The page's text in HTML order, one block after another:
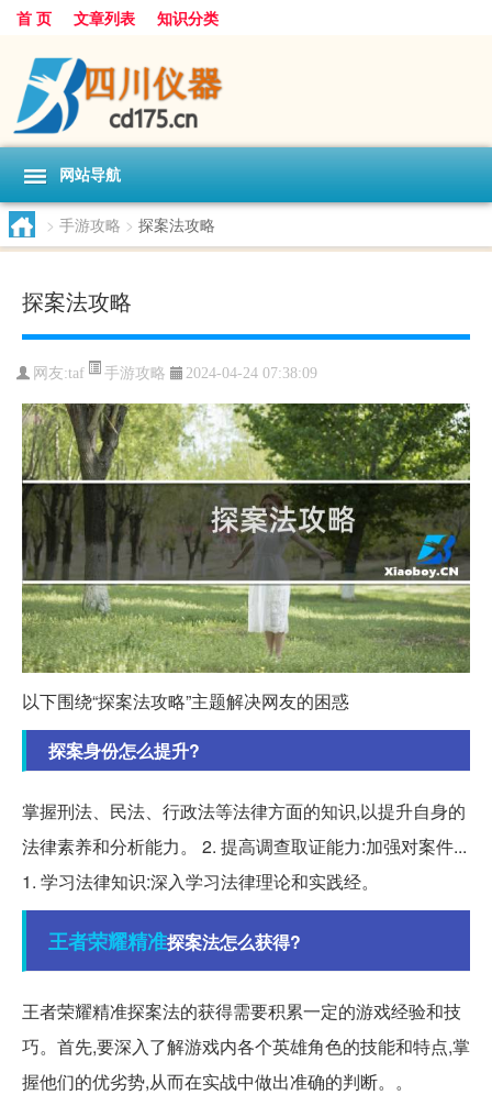
首 页 文章列表 知识分类
网站导航
> 手游攻略 > 探案法攻略
探案法攻略
网友:taf 手游攻略 2024-04-24 07:38:09
以下围绕“探案法攻略”主题解决网友的困惑
探案身份怎么提升?
掌握刑法、民法、行政法等法律方面的知识,以提升自身的
法律素养和分析能力。 2. 提高调查取证能力:加强对案件...
1. 学习法律知识:深入学习法律理论和实践经。
王者荣耀精准探案法怎么获得?
王者荣耀精准探案法的获得需要积累一定的游戏经验和技
巧。首先,要深入了解游戏内各个英雄角色的技能和特点,掌
握他们的优劣势,从而在实战中做出准确的判断。。